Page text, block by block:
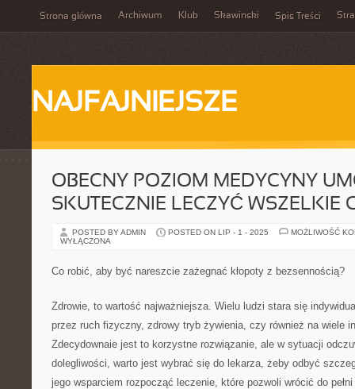
Strona główna Archiwum Klub Skawinski Spis Treści
NAJFAJNIEJSZE
OBECNY POZIOM MEDYCYNY
SKUTECZNIE LECZYĆ WSZELKIE
POSTED BY ADMIN POSTED ON LIP - 1 - 2025
MOŻLIWOŚĆ
WYŁĄCZONA
Co robić, aby być nareszcie zażegnać kłopoty z bezsennością?
Zdrowie, to wartość najważniejsza. Wielu ludzi stara się
przez ruch fizyczny, zdrowy tryb żywienia, czy również na wiele
Zdecydownaie jest to korzystne rozwiązanie, ale w sytuacji
dolegliwości, warto jest wybrać się do lekarza, żeby odbyć
jego wsparciem rozpocząć leczenie, które pozwoli wrócić do